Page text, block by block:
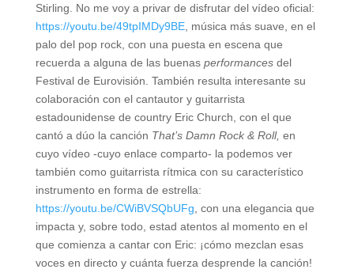
Stirling. No me voy a privar de disfrutar del vídeo oficial:
https://youtu.be/49tpIMDy9BE, música más suave, en el
palo del pop rock, con una puesta en escena que
recuerda a alguna de las buenas performancesdel
Festival de Eurovisión. También resulta interesante su
colaboración con el cantautor y guitarrista
estadounidense de country Eric Church, con el que
cantó a dúo la canción That’s Damn Rock & Roll, en
cuyo vídeo -cuyo enlace comparto- la podemos ver
también como guitarrista rítmica con su característico
instrumento en forma de estrella:
https://youtu.be/CWiBVSQbUFg , con una elegancia que
impacta y, sobre todo, estad atentos al momento en el
que comienza a cantar con Eric: ¡cómo mezclan esas
voces en directo y cuánta fuerza desprende la canción!